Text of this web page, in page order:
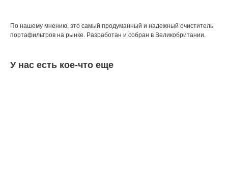
По нашему мнению, это самый продуманный и надежный очиститель
портафильтров на рынке. Разработан и собран в Великобритании.
У нас есть кое-что еще